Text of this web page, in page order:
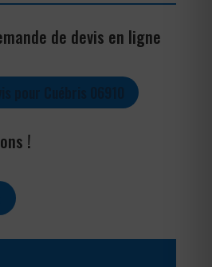
de devis en ligne
!